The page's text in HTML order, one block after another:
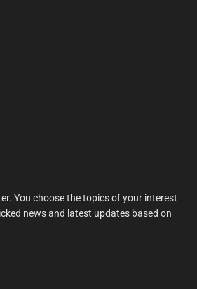
You choose the topics of your interest
news and latest updates based on